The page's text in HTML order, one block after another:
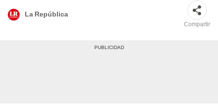
La República
Compartir